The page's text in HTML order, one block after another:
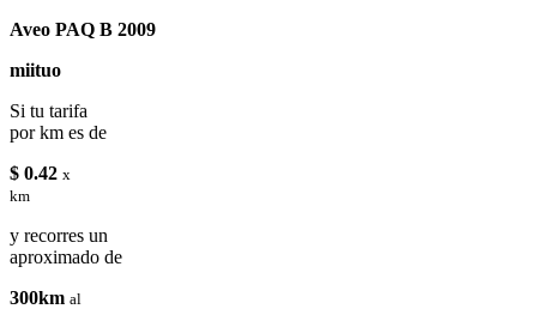
Aveo PAQ B 2009
miituo
Si tu tarifa
por km es de
$ 0.42 x
km
y recorres un
aproximado de
300km al